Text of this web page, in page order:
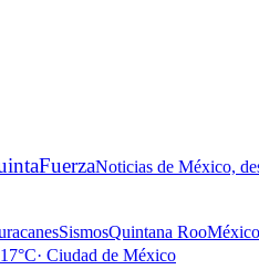
FuerzaNoticias de México,
SismosQuintana RooMéxico
17°C· Ciudad de México